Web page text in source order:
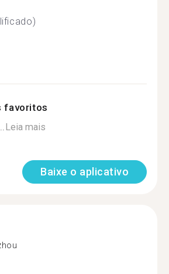
favoritos
Leia mais
Baixe o aplicativo